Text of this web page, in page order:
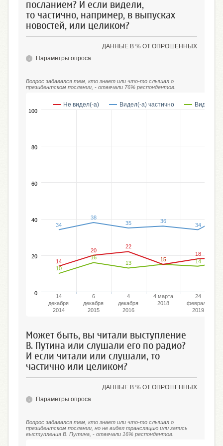
посланием? И если видели,
то частично, например, в выпусках
новостей, или целиком?
ДАННЫЕ В % ОТ ОПРОШЕННЫХ
Параметры опроса
Вопрос задавался тем, кто знает или что-то слышал о
президентском послании, - отвечали 76% респондентов.
10
16
13
15 14
34
38
35
36
34
14
20
22
15
18
Не видел(-а) Видел(-а) частично Видел(-
14
декабря
2014
6
декабря
2015
4
декабря
2016
4 марта
2018
24
февраля
2019
0
20
40
60
80
100
Может быть, вы читали выступление
В. Путина или слушали его по радио?
И если читали или слушали, то
частично или целиком?
ДАННЫЕ В % ОТ ОПРОШЕННЫХ
Параметры опроса
Вопрос задавался тем, кто знает или что-то слышал о
президентском послании, но не видел трансляцию или запись
выступления В. Путина, - отвечали 16% респондентов.